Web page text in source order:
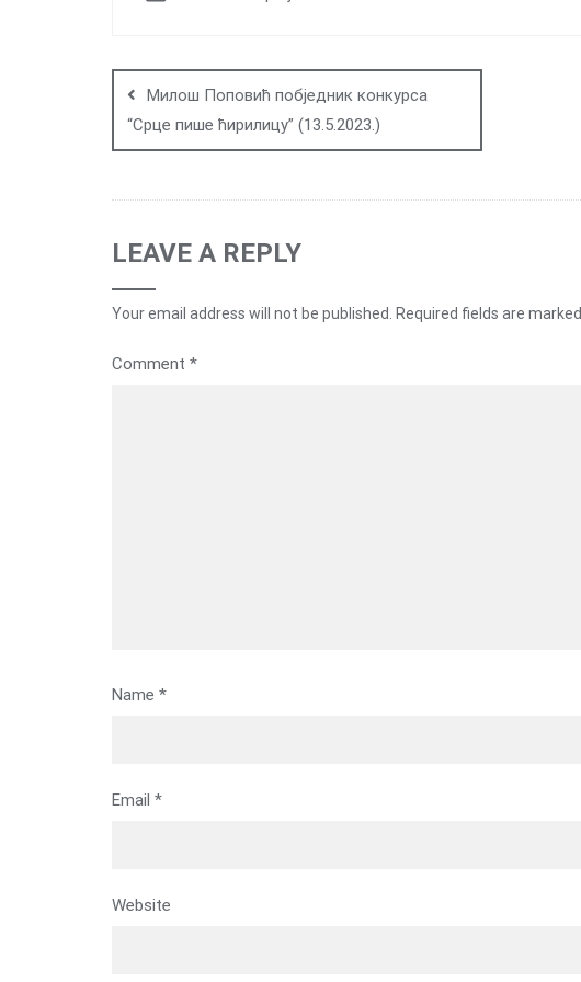
navigation
Милош Поповић побједник конкурса
“Срце пише ћирилицу” (13.5.2023.)
LEAVE A REPLY
Your email address will not be published. Required fields are marked
Comment *
Name *
Email *
Website